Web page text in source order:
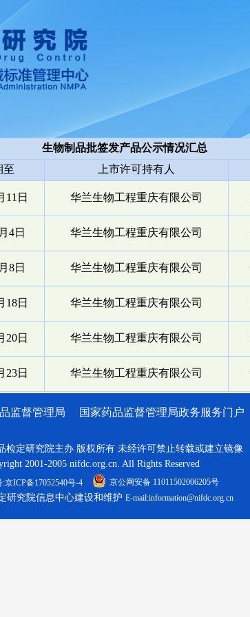
生物制品批签发产品公示情况汇总
至 上市许可持有人
11日 华兰生物工程重庆有限公司
4日 华兰生物工程重庆有限公司
8日 华兰生物工程重庆有限公司
18日 华兰生物工程重庆有限公司
20日 华兰生物工程重庆有限公司
23日 华兰生物工程重庆有限公司
监督管理局 国家药品监督管理局政务服务门户
检定研究院主办 版权所有 未经许可禁止转载或建立镜像
2001-2005 nifdc.org.cn. All Rights Reserved
京ICP备17052540号-4 京公网安备 11011502006205号
研究院信息中心建设和维护 E-mail:information@nifdc.org.cn